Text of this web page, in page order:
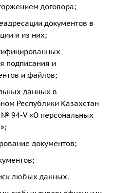
договора;
документов в
и из них;
подписания и
и файлов;
данных в
Республики Казахстан
№ 94-V «О персональных
документов;
любых данных.